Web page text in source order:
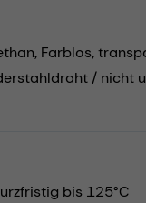
Farblos,
/ nicht
bis 125°C